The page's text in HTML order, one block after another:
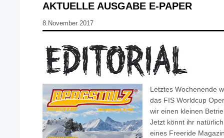
AKTUELLE AUSGABE E-PAPER
8.November 2017
Letztes Wochenende
das FIS Worldcup
wir einen kleinen
Jetzt könnt ihr
eines Freeride